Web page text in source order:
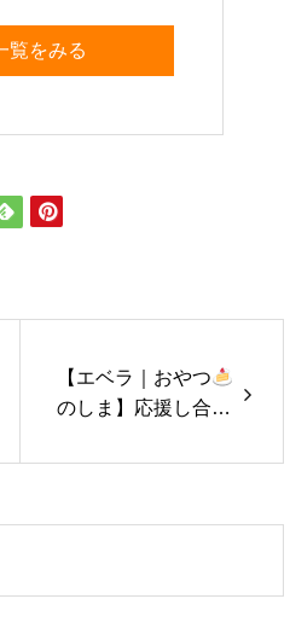
覧をみる
【エベラ｜おやつ
のしま】応援し合え
せる。